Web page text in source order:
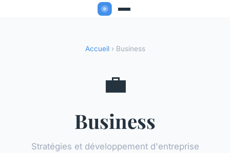
Accueil› Business
💼
Business
Stratégies et développement d'entreprise